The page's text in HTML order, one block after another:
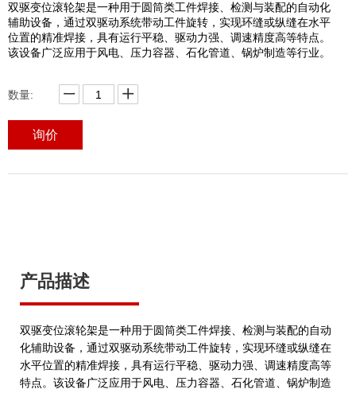
双驱变位滚轮架是一种用于圆筒类工件焊接、检测与装配的自动化
辅助设备，通过双驱动系统带动工件旋转，实现环缝或纵缝在水平
位置的精准焊接，具有运行平稳、驱动力强、调速精度高等特点。
该设备广泛应用于风电、压力容器、石化管道、锅炉制造等行业。
数量:
询价
产品描述
双驱变位滚轮架是一种用于圆筒类工件焊接、检测与装配的自动
化辅助设备，通过双驱动系统带动工件旋转，实现环缝或纵缝在
水平位置的精准焊接，具有运行平稳、驱动力强、调速精度高等
特点。该设备广泛应用于风电、压力容器、石化管道、锅炉制造